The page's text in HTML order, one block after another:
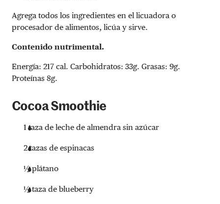
Agrega todos los ingredientes en el licuadora o
procesador de alimentos, licúa y sirve.
Contenido nutrimental.
Energía: 217 cal. Carbohidratos: 33g. Grasas: 9g.
Proteínas 8g.
Cocoa Smoothie
1 taza de leche de almendra sin azúcar
2 tazas de espinacas
½ plátano
½ taza de blueberry